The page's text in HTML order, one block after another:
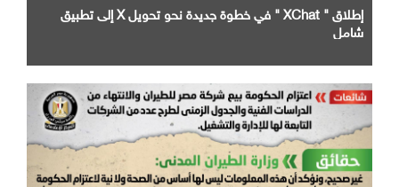
إطلاق " XChat " في خطوة جديدة نحو تحويل X إلى تطبيق
شامل